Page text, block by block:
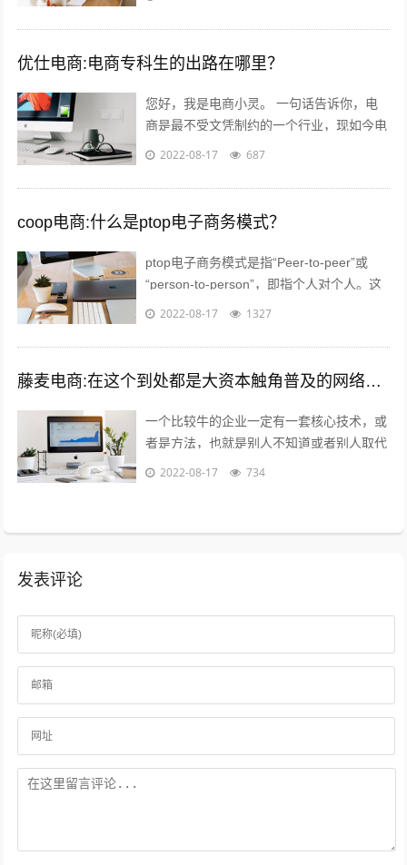
优仕电商:电商专科生的出路在哪里？
您好，我是电商小灵。 一句话告诉你，电
商是最不受文凭制约的一个行业，现如今电
商行业的优秀从业人员，70%都是草莽出
2022-08-17 687
coop电商:什么是ptop电子商务模式？
ptop电子商务模式是指“Peer-to-peer”或
“person-to-person”，即指个人对个人。这
种新型的融资模式已经在欧美市场取得了极
2022-08-17 1327
藤麦电商:在这个到处都是大资本触角普及的网络电商时代,普通的穷屌丝如何可以做到逆袭上位？
一个比较牛的企业一定有一套核心技术，或
者是方法，也就是别人不知道或者别人取代
不了的，打个比方，你在国内做一款游戏，
2022-08-17 734
发表评论